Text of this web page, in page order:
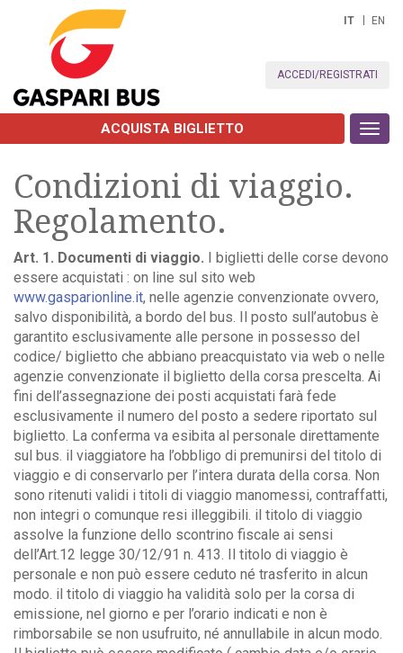
ACCEDI/REGISTRATI
IT EN
ACQUISTA BIGLIETTO
Condizioni di viaggio.
Regolamento.
Art. 1. Documenti di viaggio. I biglietti delle corse devono
essere acquistati : on line sul sito web
www.gasparionline.it, nelle agenzie convenzionate ovvero,
salvo disponibilità, a bordo del bus. Il posto sull’autobus è
garantito esclusivamente alle persone in possesso del
codice/ biglietto che abbiano preacquistato via web o nelle
agenzie convenzionate il biglietto della corsa prescelta. Ai
fini dell’assegnazione dei posti acquistati farà fede
esclusivamente il numero del posto a sedere riportato sul
biglietto. La conferma va esibita al personale direttamente
sul bus. il viaggiatore ha l’obbligo di premunirsi del titolo di
viaggio e di conservarlo per l’intera durata della corsa. Non
sono ritenuti validi i titoli di viaggio manomessi, contraffatti,
non integri o comunque resi illeggibili. il titolo di viaggio
assolve la funzione dello scontrino fiscale ai sensi
dell’Art.12 legge 30/12/91 n. 413. Il titolo di viaggio è
personale e non può essere ceduto né trasferito in alcun
modo. il titolo di viaggio ha validità solo per la corsa di
emissione, nel giorno e per l’orario indicati e non è
rimborsabile se non usufruito, né annullabile in alcun modo.